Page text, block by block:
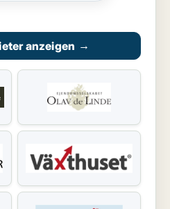
anzeigen →